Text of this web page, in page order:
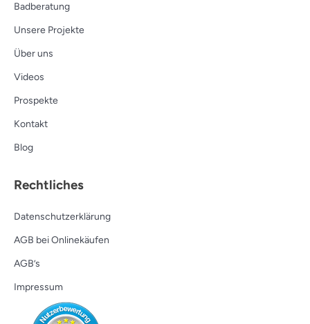
Badberatung
Unsere Projekte
Über uns
Videos
Prospekte
Kontakt
Blog
Rechtliches
Datenschutzerklärung
AGB bei Onlinekäufen
AGB’s
Impressum